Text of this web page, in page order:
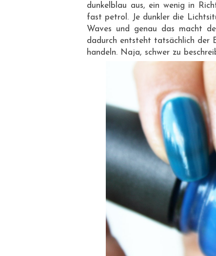
dunkelblau aus, ein wenig in
fast petrol. Je dunkler die
Waves und genau das macht
dadurch entsteht tatsächlich der
handeln. Naja, schwer zu